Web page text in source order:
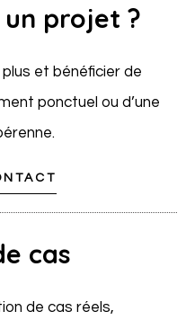
un projet ?
et bénéficier de
ponctuel ou d’une
cas
de cas réels,